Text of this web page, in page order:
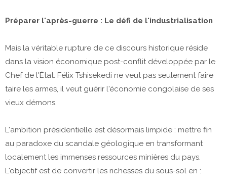
​Préparer l'après-guerre : Le défi de l'industrialisation
​Mais la véritable rupture de ce discours historique réside
dans la vision économique post-conflit développée par le
Chef de l'État. Félix Tshisekedi ne veut pas seulement faire
taire les armes, il veut guérir l'économie congolaise de ses
vieux démons.
​L'ambition présidentielle est désormais limpide : mettre fin
au paradoxe du scandale géologique en transformant
localement les immenses ressources minières du pays.
L'objectif est de convertir les richesses du sous-sol en :